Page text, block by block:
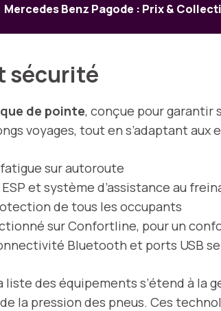
Mercedes Benz Pagode : Prix &
sécurité
de pointe, conçue pour garantir
voyages, tout en s’adaptant aux
sur autoroute
et système d’assistance au
de tous les occupants
sur Confortline, pour un
Bluetooth et ports USB
liste des équipements s’étend à la
la pression des pneus. Ces